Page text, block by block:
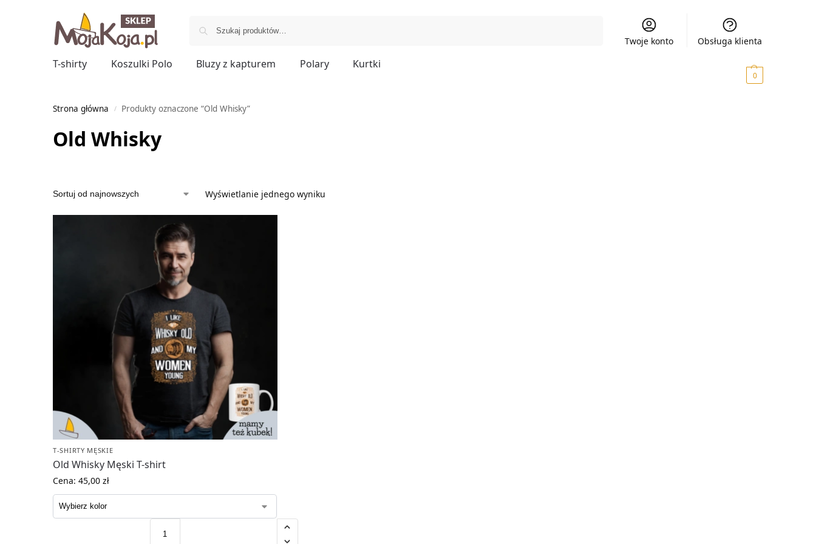
Twoje konto Obsługa klienta
T-shirty Koszulki Polo Bluzy z kapturem Polary
Kurtki
0
Strona główna / Produkty oznaczone “Old Whisky”
Old Whisky
Wyświetlanie jednego wyniku
T-SHIRTY MĘSKIE
Old Whisky Męski T-shirt
Cena: 45,00 zł